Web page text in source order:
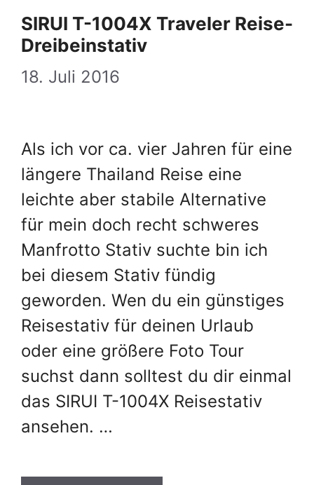
SIRUI T-1004X Traveler Reise-
Dreibeinstativ
18. Juli 2016
Als ich vor ca. vier Jahren für eine
längere Thailand Reise eine
leichte aber stabile Alternative
für mein doch recht schweres
Manfrotto Stativ suchte bin ich
bei diesem Stativ fündig
geworden. Wen du ein günstiges
Reisestativ für deinen Urlaub
oder eine größere Foto Tour
suchst dann solltest du dir einmal
das SIRUI T-1004X Reisestativ
ansehen. …